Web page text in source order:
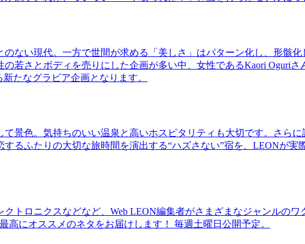
ない現代。一方で世間が求める「美しさ」はパターン化し、形骸
若さとボディを売りにした企画が多い中、女性であるKaori Oguri
たなグラビア企画となります。
景色。気持ちのいい温泉と高いホスピタリティも大切です。さら
るふたりの大切な旅時間を演出する“ハズさない”宿を、LEONが実
トロニクスなどなど、Web LEON編集者がさまざまなジャンルの
高にオススメのネタをお届けします！ 毎週土曜日公開予定。